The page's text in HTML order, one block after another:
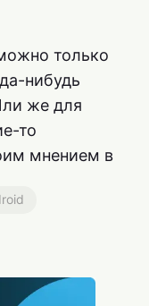
только
нибудь
же для
то
мнением в